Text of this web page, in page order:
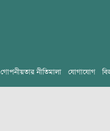
গোপনীয়তার নীতিমালা যোগাযোগ